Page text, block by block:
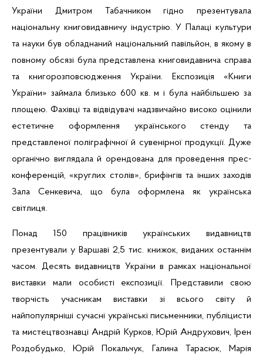
України Дмитром Табачником гідно презентувала
національну книговидавничу індустрію. У Палаці культури
та науки був обладнаний національний павільйон, в якому в
повному обсязі була представлена книговидавнича справа
та книгорозповсюдження України. Експозиція «Книги
України» займала близько 600 кв. м і була найбільшею за
площею. Фахівці та відвідувачі надзвичайно високо оцінили
естетичне оформлення українського стенду та
представленої поліграфічної й сувенірної продукції. Дуже
органічно виглядала й орендована для проведення прес-
конференцій, «круглих столів», брифінгів та інших заходів
Зала Сенкевича, що була оформлена як українська
світлиця.
Понад 150 працівників українських видавництв
презентували у Варшаві 2,5 тис. книжок, виданих останнім
часом. Десять видавництв України в рамках національної
виставки мали особисті експозиції. Представили свою
творчість учасникам виставки зі всього світу й
найпопулярніші сучасні українські письменники, публіцисти
та мистецтвознавці Андрій Курков, Юрій Андрухович, Ірен
Роздобудько, Юрій Покальчук, Галина Тарасюк, Марія